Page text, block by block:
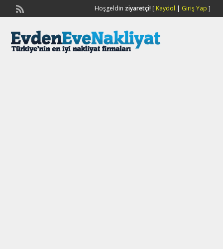
Hoşgeldin ziyaretçi![ Kaydol | Giriş Yap ]